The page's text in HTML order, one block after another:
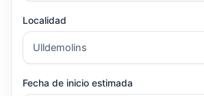
Localidad
Fecha de inicio estimada